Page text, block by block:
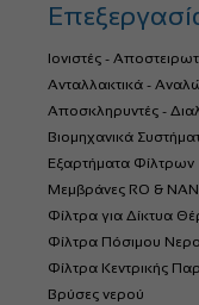
Ιονιστές -
Ανταλλακτικά -
Αποσκληρυντές -
Βιομηχανικά
Εξαρτήματα Φίλτρων
Μεμβράνες RO &
Φίλτρα για Δίκτυα
Φίλτρα Πόσιμου
Φίλτρα Κεντρικής
Βρύσες νερού